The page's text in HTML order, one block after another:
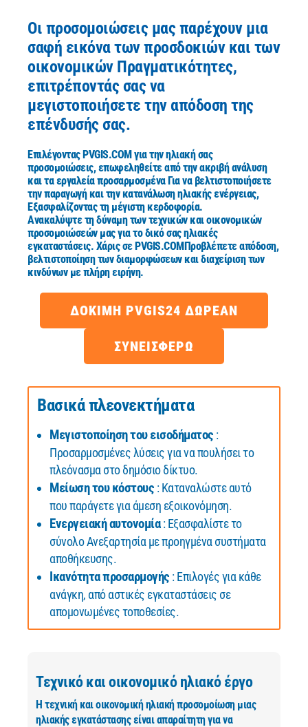
Οι προσομοιώσεις μας παρέχουν μια
σαφή εικόνα των προσδοκιών και των
οικονομικών Πραγματικότητες,
επιτρέποντάς σας να
μεγιστοποιήσετε την απόδοση της
επένδυσής σας.
ΕπιλέγονταςPVGIS.COMγια την ηλιακή σας
προσομοιώσεις, επωφεληθείτε από την ακριβή ανάλυση
και τα εργαλεία προσαρμοσμέναΓια να βελτιστοποιήσετε
την παραγωγή και την κατανάλωση ηλιακής ενέργειας,
Εξασφαλίζοντας τη μέγιστη κερδοφορία.
Ανακαλύψτε τη δύναμη των τεχνικών και οικονομικών
προσομοιώσεών μας για το δικό σας ηλιακές
εγκαταστάσεις. Χάρις σεPVGIS.COMΠροβλέπετε απόδοση,
βελτιστοποίηση των διαμορφώσεων και διαχείριση των
κινδύνων με πλήρη ειρήνη.
ΔΟΚΙΜΉ PVGIS24 ΔΩΡΕΆΝ
ΣΥΝΕΙΣΦΕΡΩ
Βασικά πλεονεκτήματα
Μεγιστοποίηση του εισοδήματος :
Προσαρμοσμένες λύσεις για να πουλήσει το
πλεόνασμα στο δημόσιο δίκτυο.
Μείωση του κόστους : Καταναλώστε αυτό
που παράγετε για άμεση εξοικονόμηση.
Ενεργειακή αυτονομία: Εξασφαλίστε το
σύνολο Ανεξαρτησία με προηγμένα συστήματα
αποθήκευσης.
Ικανότητα προσαρμογής : Επιλογές για κάθε
ανάγκη, από αστικές εγκαταστάσεις σε
απομονωμένες τοποθεσίες.
Τεχνικό και οικονομικό ηλιακό έργο
Η τεχνική και οικονομική ηλιακή προσομοίωση μιας
ηλιακής εγκατάστασης είναι απαραίτητη για να